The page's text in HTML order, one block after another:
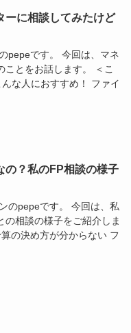
ーに相談してみたけど
pepeです。 今回は、マネ
とをお話します。 ＜こ
な人におすすめ！ ファイ
の？私のFP相談の様子
のpepeです。 今回は、私
相談の様子をご紹介しま
の決め方が分からない フ